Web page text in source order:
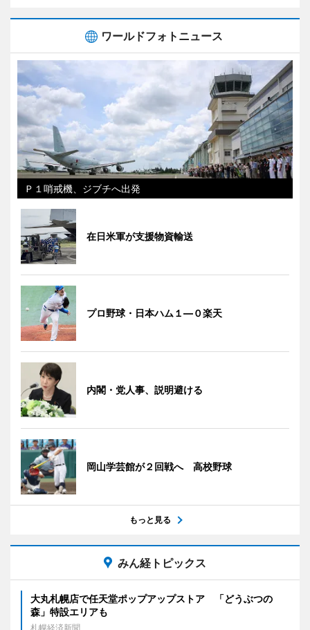
ワールドフォトニュース
Ｐ１哨戒機、ジブチへ出発
在日米軍が支援物資輸送
プロ野球・日本ハム１―０楽天
内閣・党人事、説明避ける
岡山学芸館が２回戦へ 高校野球
もっと見る
みん経トピックス
大丸札幌店で任天堂ポップアップストア 「どうぶつの
森」特設エリアも
札幌経済新聞